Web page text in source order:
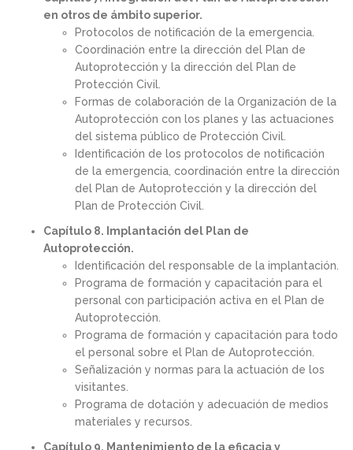
en otros de ámbito superior.
Protocolos de notificación de la emergencia.
Coordinación entre la dirección del Plan de
Autoprotección y la dirección del Plan de
Protección Civil.
Formas de colaboración de la Organización de la
Autoprotección con los planes y las actuaciones
del sistema público de Protección Civil.
Identificación de los protocolos de notificación
de la emergencia, coordinación entre la dirección
del Plan de Autoprotección y la dirección del
Plan de Protección Civil.
Capítulo 8. Implantación del Plan de
Autoprotección.
Identificación del responsable de la implantación.
Programa de formación y capacitación para el
personal con participación activa en el Plan de
Autoprotección.
Programa de formación y capacitación para todo
el personal sobre el Plan de Autoprotección.
Señalización y normas para la actuación de los
visitantes.
Programa de dotación y adecuación de medios
materiales y recursos.
Capítulo 9. Mantenimiento de la eficacia y